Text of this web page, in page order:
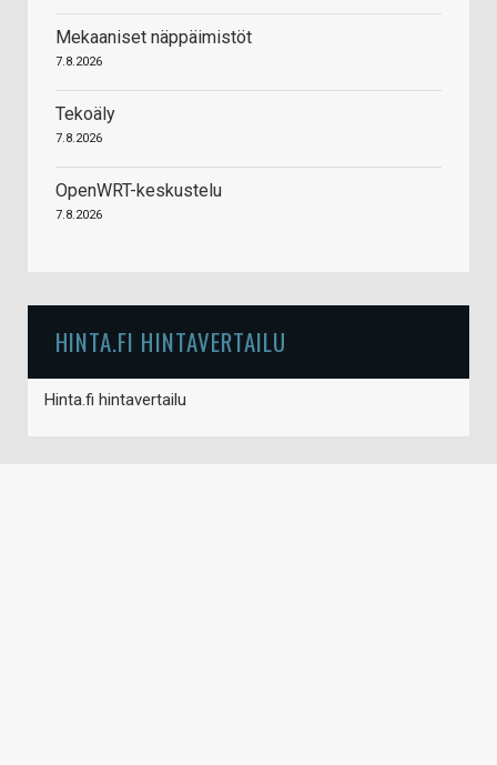
Mekaaniset näppäimistöt
7.8.2026
Tekoäly
7.8.2026
OpenWRT-keskustelu
7.8.2026
HINTA.FI HINTAVERTAILU
Hinta.fi hintavertailu